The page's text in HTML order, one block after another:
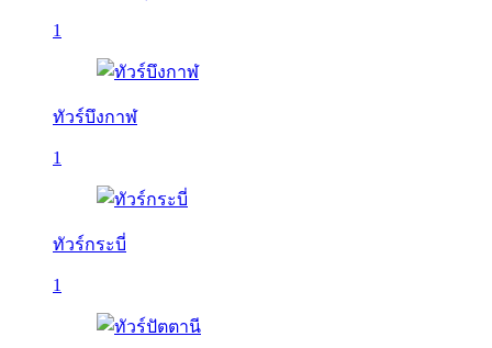
1
ทัวร์บึงกาฬ
1
ทัวร์กระบี่
1